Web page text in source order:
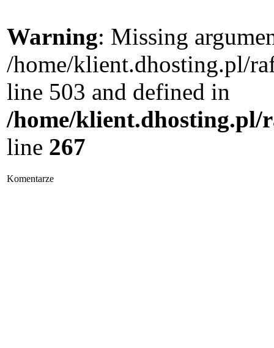
Warning: Missing
/home/klient.dhosting.pl/
line 503 and defined in
/home/klient.dhosting.pl/
line 267
Komentarze